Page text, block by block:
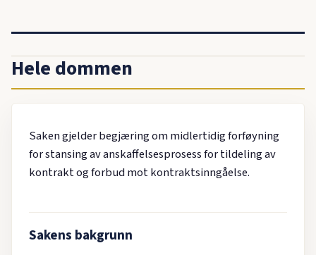
Hele dommen
Saken gjelder begjæring om midlertidig forføyning
for stansing av anskaffelsesprosess for tildeling av
kontrakt og forbud mot kontraktsinngåelse.
Sakens bakgrunn